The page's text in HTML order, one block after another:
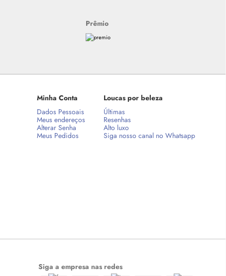
Prêmio
Minha Conta
Dados Pessoais
Meus endereços
Alterar Senha
Meus Pedidos
Loucas por beleza
Últimas
Resenhas
Alto luxo
Siga nosso canal no Whatsapp
Siga a empresa nas redes